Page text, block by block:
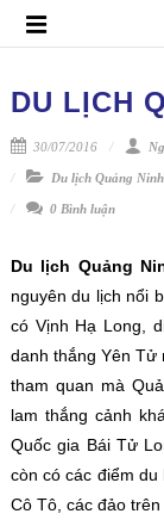
DU LỊCH
30/07/2016
Du lịch Quảng Ninh,
0 Bình luận
Du lịch Quảng
nguyên du lịch nổi
có Vịnh Hạ Long,
danh thắng Yên Tử
tham quan mà
lam thắng cảnh
Quốc gia Bái Tử
còn có các điểm du
Cô Tô, các đảo